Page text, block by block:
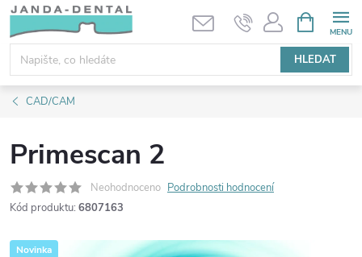
Přejít
obsah
HLEDAT
NÁKUPNÍ
KOŠÍK
CAD/CAM
Primescan 2
Neohodnoceno Podrobnosti hodnocení
Kód produktu: 6807163
Novinka